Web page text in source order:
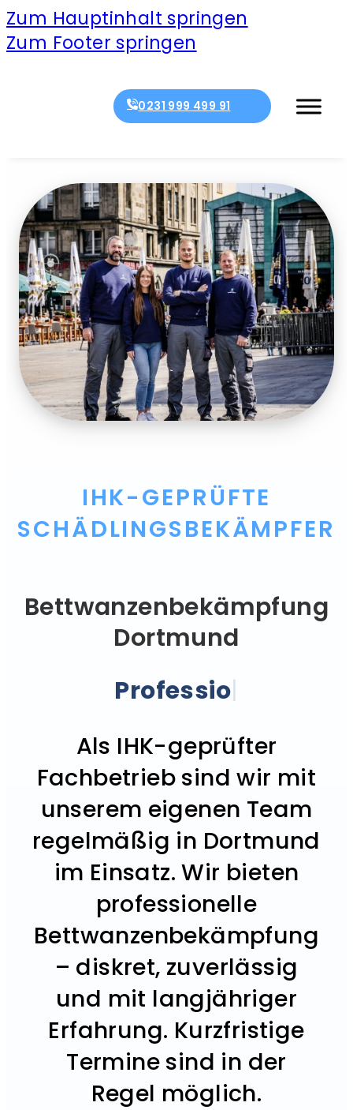
Zum Hauptinhalt springen
Zum Footer springen
0231 999 499 91
IHK-GEPRÜFTE
SCHÄDLINGSBEKÄMPFER
Bettwanzenbekämpfung
Dortmund
Professionell.
Als IHK-geprüfter
Fachbetrieb sind wir mit
unserem eigenen Team
regelmäßig in Dortmund
im Einsatz. Wir bieten
professionelle
Bettwanzenbekämpfung
– diskret, zuverlässig
und mit langjähriger
Erfahrung. Kurzfristige
Termine sind in der
Regel möglich.